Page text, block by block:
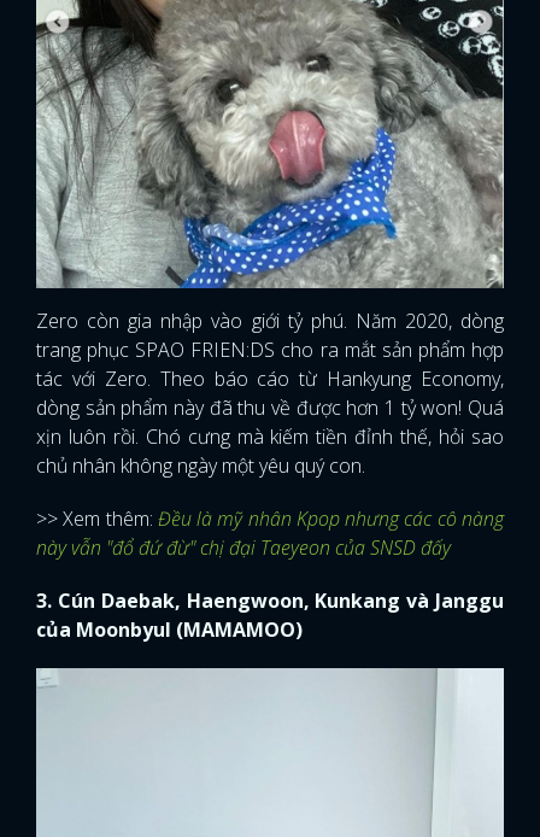
Zero còn gia nhập vào giới tỷ phú. Năm 2020, dòng
trang phục SPAO FRIEN:DS cho ra mắt sản phẩm hợp
tác với Zero. Theo báo cáo từ Hankyung Economy,
dòng sản phẩm này đã thu về được hơn 1 tỷ won! Quá
xịn luôn rồi. Chó cưng mà kiếm tiền đỉnh thế, hỏi sao
chủ nhân không ngày một yêu quý con.
>> Xem thêm: Đều là mỹ nhân Kpop nhưng các cô nàng
này vẫn "đổ đứ đừ" chị đại Taeyeon của SNSD đấy
3. Cún Daebak, Haengwoon, Kunkang và Janggu
của Moonbyul (MAMAMOO)